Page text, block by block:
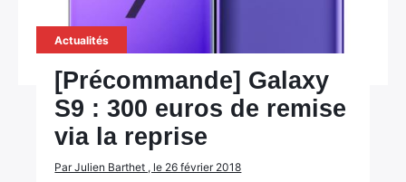
Actualités
[Précommande] Galaxy
S9 : 300 euros de remise
via la reprise
Par Julien Barthet , le 26 février 2018